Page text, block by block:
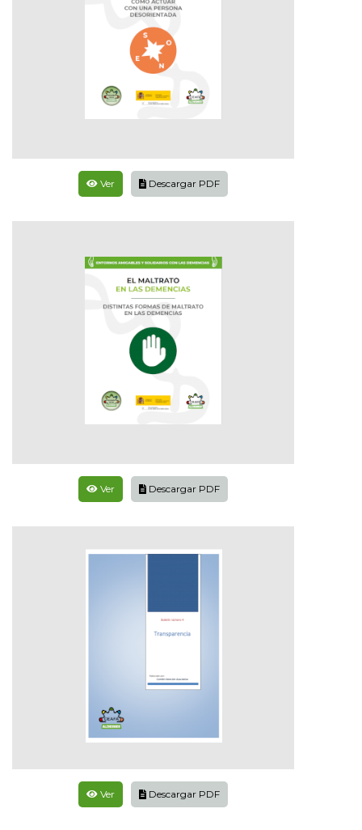
Ver Descargar PDF
Ver Descargar PDF
Ver Descargar PDF